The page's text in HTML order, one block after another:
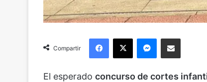
Compartir
Facebook
X Messenger
Compartir via Email
El esperado concurso de cortes